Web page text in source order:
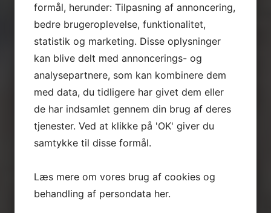
formål, herunder: Tilpasning af annoncering,
bedre brugeroplevelse, funktionalitet,
statistik og marketing. Disse oplysninger
kan blive delt med annoncerings- og
analysepartnere, som kan kombinere dem
med data, du tidligere har givet dem eller
de har indsamlet gennem din brug af deres
tjenester. Ved at klikke på 'OK' giver du
samtykke til disse formål.
Læs mere om vores brug af cookies og
behandling af persondata her.